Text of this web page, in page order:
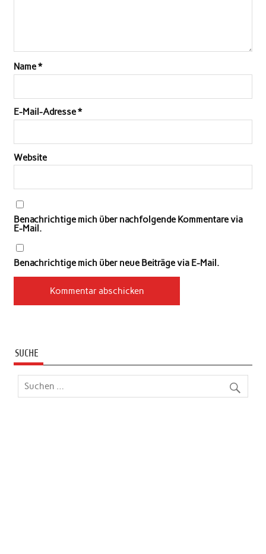
Name*
E-Mail-Adresse*
Website
Benachrichtige mich über nachfolgende Kommentare via
E-Mail.
Benachrichtige mich über neue Beiträge via E-Mail.
SUCHE